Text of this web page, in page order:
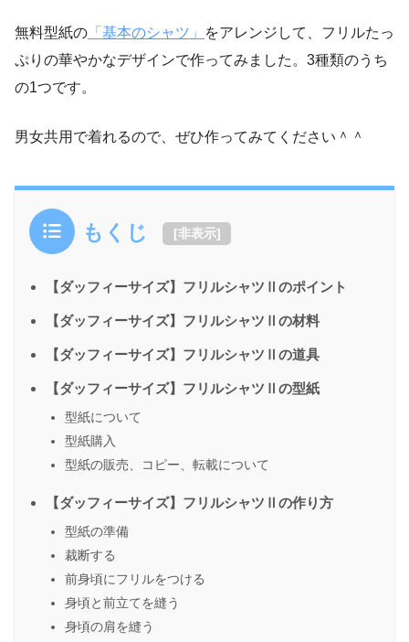
無料型紙の 「基本のシャツ」
をアレンジして、フリルたっ
ぷりの華やかなデザインで作ってみました。3種類のうち
の1つです。
男女共用で着れるので、ぜひ作ってみてください＾＾
もくじ [非表示]
【ダッフィーサイズ】フリルシャツⅡのポイント
【ダッフィーサイズ】フリルシャツⅡの材料
【ダッフィーサイズ】フリルシャツⅡの道具
【ダッフィーサイズ】フリルシャツⅡの型紙
型紙について
型紙購入
型紙の販売、コピー、転載について
【ダッフィーサイズ】フリルシャツⅡの作り方
型紙の準備
裁断する
前身頃にフリルをつける
身頃と前立てを縫う
身頃の肩を縫う